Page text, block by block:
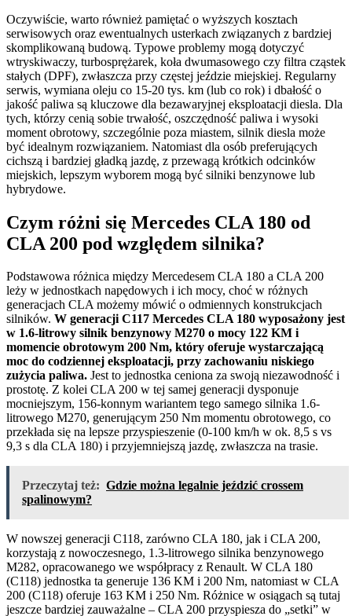
Oczywiście, warto również pamiętać o wyższych kosztach
serwisowych oraz ewentualnych usterkach związanych z bardziej
skomplikowaną budową. Typowe problemy mogą dotyczyć
wtryskiwaczy, turbosprężarek, koła dwumasowego czy filtra cząstek
stałych (DPF), zwłaszcza przy częstej jeździe miejskiej. Regularny
serwis, wymiana oleju co 15-20 tys. km (lub co rok) i dbałość o
jakość paliwa są kluczowe dla bezawaryjnej eksploatacji diesla. Dla
tych, którzy cenią sobie trwałość, oszczędność paliwa i wysoki
moment obrotowy, szczególnie poza miastem, silnik diesla może
być idealnym rozwiązaniem. Natomiast dla osób preferujących
cichszą i bardziej gładką jazdę, z przewagą krótkich odcinków
miejskich, lepszym wyborem mogą być silniki benzynowe lub
hybrydowe.
Czym różni się Mercedes CLA 180 od
CLA 200 pod względem silnika?
Podstawowa różnica między Mercedesem CLA 180 a CLA 200
leży w jednostkach napędowych i ich mocy, choć w różnych
generacjach CLA możemy mówić o odmiennych konstrukcjach
silników. W generacji C117 Mercedes CLA 180 wyposażony jest
w 1.6-litrowy silnik benzynowy M270 o mocy 122 KM i
momencie obrotowym 200 Nm, który oferuje wystarczającą
moc do codziennej eksploatacji, przy zachowaniu niskiego
zużycia paliwa. Jest to jednostka ceniona za swoją niezawodność i
prostotę. Z kolei CLA 200 w tej samej generacji dysponuje
mocniejszym, 156-konnym wariantem tego samego silnika 1.6-
litrowego M270, generującym 250 Nm momentu obrotowego, co
przekłada się na lepsze przyspieszenie (0-100 km/h w ok. 8,5 s vs
9,3 s dla CLA 180) i przyjemniejszą jazdę, zwłaszcza na trasie.
Przeczytaj też: Gdzie można legalnie jeździć crossem
spalinowym?
W nowszej generacji C118, zarówno CLA 180, jak i CLA 200,
korzystają z nowoczesnego, 1.3-litrowego silnika benzynowego
M282, opracowanego we współpracy z Renault. W CLA 180
(C118) jednostka ta generuje 136 KM i 200 Nm, natomiast w CLA
200 (C118) oferuje 163 KM i 250 Nm. Różnice w osiągach są tutaj
jeszcze bardziej zauważalne – CLA 200 przyspiesza do „setki” w